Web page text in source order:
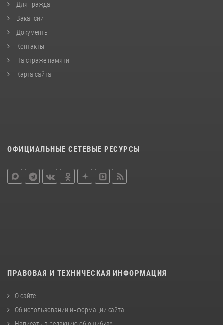
Для граждан
Вакансии
Документы
Контакты
На страже памяти
Карта сайта
ОФИЦИАЛЬНЫЕ СЕТЕВЫЕ РЕСУРСЫ
ПРАВОВАЯ И ТЕХНИЧЕСКАЯ ИНФОРМАЦИЯ
О сайте
Об использовании информации сайта
Написать в редакцию об ошибках